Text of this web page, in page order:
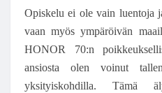
Opiskelu ei ole vain luentoja
vaan myös ympäröivän
HONOR 70:n
ansiosta olen voinut
yksityiskohdilla. Tämä